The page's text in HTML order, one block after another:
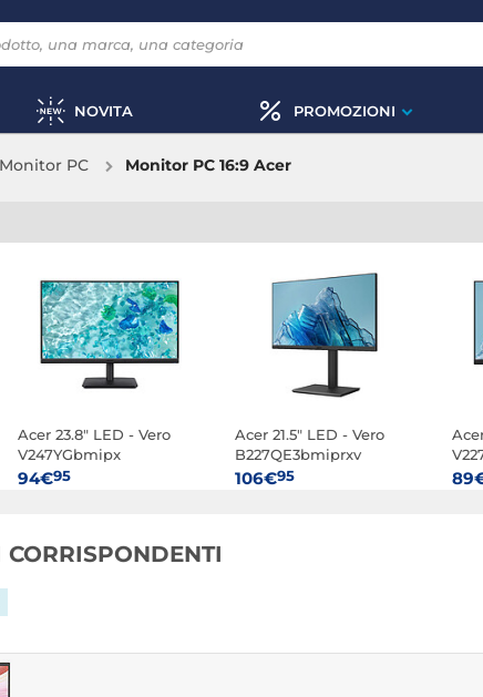
NOVITA PROMOZIONI
Monitor PC Monitor PC 16:9 Acer
Acer 23.8" LED - Vero
V247YGbmipx
94€95
Acer 21.5" LED - Vero
B227QE3bmiprxv
106€95